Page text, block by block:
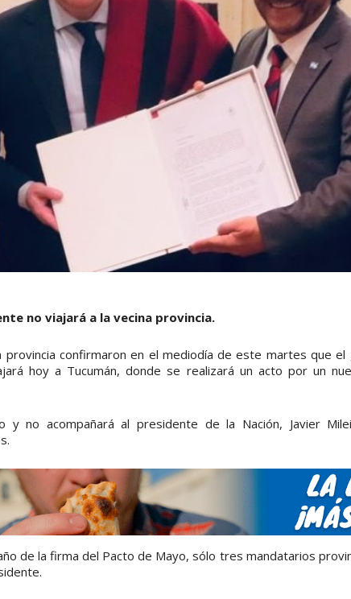
no viajará a la vecina provincia.
confirmaron en el mediodía de este martes que el
hoy a Tucumán, donde se realizará un acto por un
y no acompañará al presidente de la Nación, Javier
de la firma del Pacto de Mayo, sólo tres mandatarios